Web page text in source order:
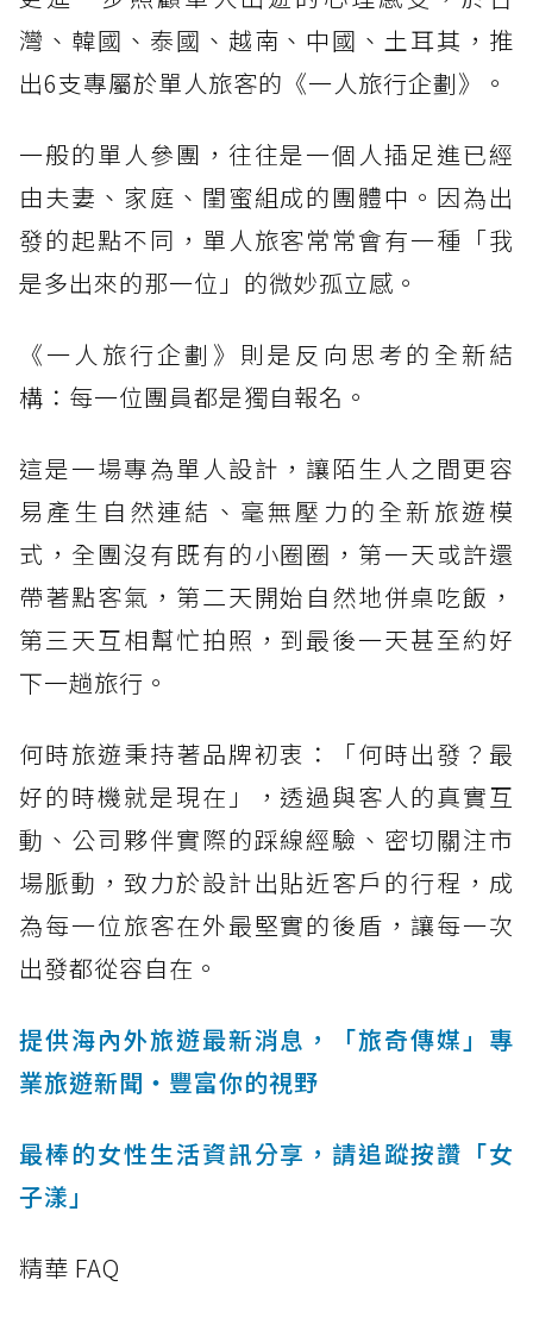
灣、韓國、泰國、越南、中國、土耳其，推
出6支專屬於單人旅客的《一人旅行企劃》。
一般的單人參團，往往是一個人插足進已經
由夫妻、家庭、閨蜜組成的團體中。因為出
發的起點不同，單人旅客常常會有一種「我
是多出來的那一位」的微妙孤立感。
《一人旅行企劃》則是反向思考的全新結
構：每一位團員都是獨自報名。
這是一場專為單人設計，讓陌生人之間更容
易產生自然連結、毫無壓力的全新旅遊模
式，全團沒有既有的小圈圈，第一天或許還
帶著點客氣，第二天開始自然地併桌吃飯，
第三天互相幫忙拍照，到最後一天甚至約好
下一趟旅行。
何時旅遊秉持著品牌初衷：「何時出發？最
好的時機就是現在」，透過與客人的真實互
動、公司夥伴實際的踩線經驗、密切關注市
場脈動，致力於設計出貼近客戶的行程，成
為每一位旅客在外最堅實的後盾，讓每一次
出發都從容自在。
提供海內外旅遊最新消息，「旅奇傳媒」專
業旅遊新聞‧豐富你的視野
最棒的女性生活資訊分享，請追蹤按讚「女
子漾」
精華 FAQ